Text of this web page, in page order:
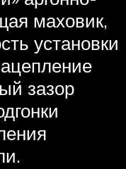
маховик,
установки
зазор